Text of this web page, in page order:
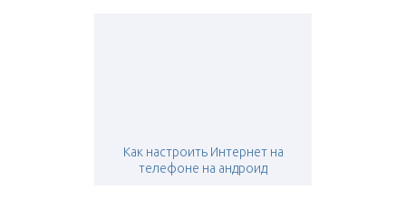
Как настроить Интернет на
телефоне на андроид